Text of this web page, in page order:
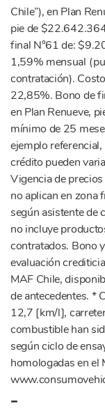
Chile”), en Plan
pie de
final N°61 de:
1,59% mensual
contratación).
22,85%. Bono de
en Plan Renueve,
mínimo de 25
ejemplo
crédito pueden
Vigencia de
no aplican en zona
según asistente de
no incluye
contratados. Bono
evaluación
MAF Chile,
de antecedentes. *
12,7 [km/l],
combustible han
según ciclo de
homologadas en el
-